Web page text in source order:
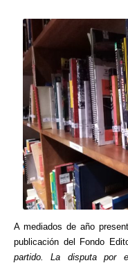
A mediados de año
publicación del Fondo
partido. La disputa por